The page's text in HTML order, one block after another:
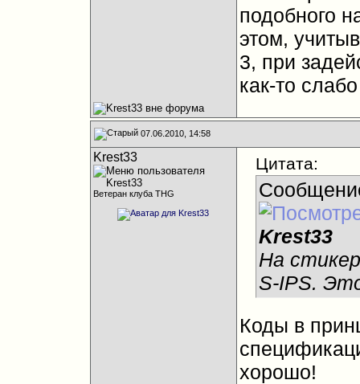
подобного
этом,
3, при
как-то
07.06.2010, 14:58
Krest33
Ветеран клуба THG
Цитата:
Krest33
На
S-IPS.
Коды в
хорошо!